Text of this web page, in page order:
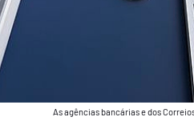
As agências bancárias e dos